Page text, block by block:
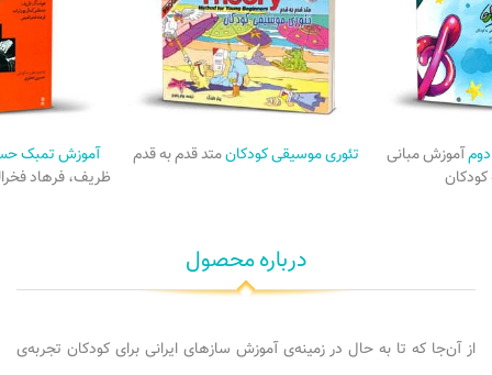
دومآموزش مبانی
تئوری موسیقی کودکانمتد قدم به قدم
آموزش تمبک
ظریف، فرهاد
درباره محصول
از آن‌جا که تا به حال در زمینه‌ی آموزش سازهای ایرانی برای کودکان تجربه‌ی